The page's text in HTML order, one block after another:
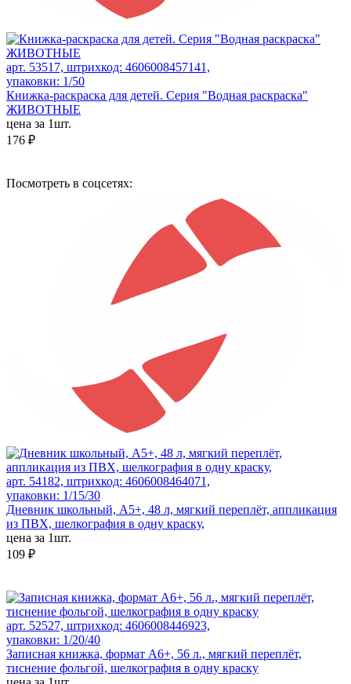
арт. 53517, штрихкод: 4606008457141,
упаковки: 1/50
Книжка-раскраска для детей. Серия "Водная раскраска"
ЖИВОТНЫЕ
цена за 1шт.
176 ₽
Посмотреть в соцсетях:
арт. 54182, штрихкод: 4606008464071,
упаковки: 1/15/30
Дневник школьный, А5+, 48 л, мягкий переплёт, аппликация
из ПВХ, шелкография в одну краску,
цена за 1шт.
109 ₽
арт. 52527, штрихкод: 4606008446923,
упаковки: 1/20/40
Записная книжка, формат А6+, 56 л., мягкий переплёт,
тиснение фольгой, шелкография в одну краску